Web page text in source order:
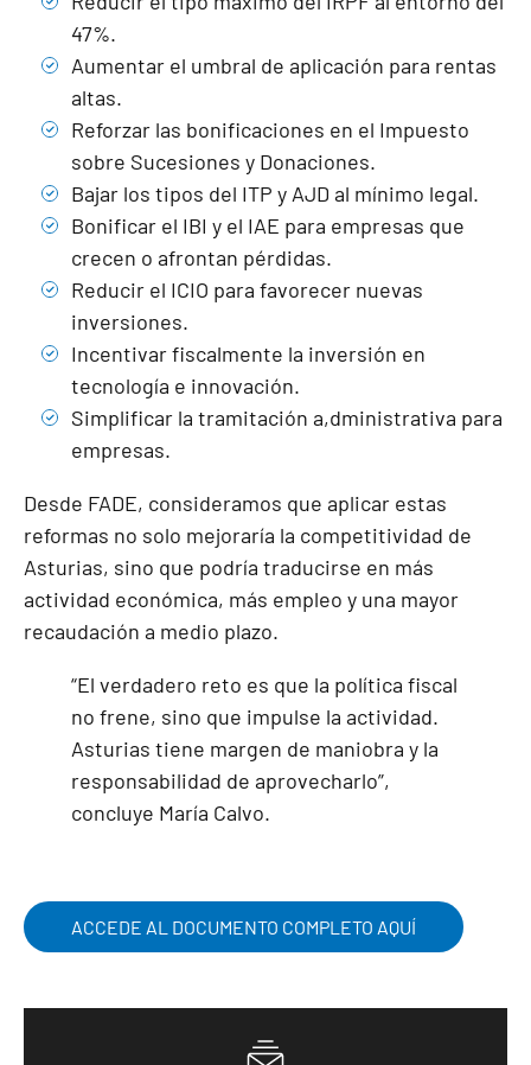
47%.
Aumentar el umbral de aplicación para rentas
altas.
Reforzar las bonificaciones en el Impuesto
sobre Sucesiones y Donaciones.
Bajar los tipos del ITP y AJD al mínimo legal.
Bonificar el IBI y el IAE para empresas que
crecen o afrontan pérdidas.
Reducir el ICIO para favorecer nuevas
inversiones.
Incentivar fiscalmente la inversión en
tecnología e innovación.
Simplificar la tramitación a,dministrativa para
empresas.
Desde FADE, consideramos que aplicar estas
reformas no solo mejoraría la competitividad de
Asturias, sino que podría traducirse en más
actividad económica, más empleo y una mayor
recaudación a medio plazo.
“El verdadero reto es que la política fiscal
no frene, sino que impulse la actividad.
Asturias tiene margen de maniobra y la
responsabilidad de aprovecharlo”,
concluye María Calvo.
ACCEDE AL DOCUMENTO COMPLETO AQUÍ